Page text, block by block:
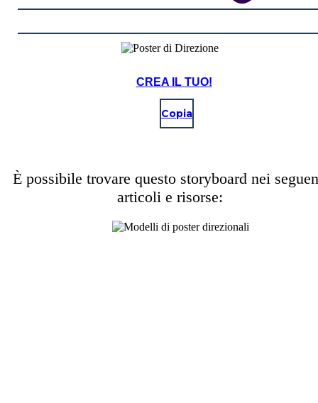
CREA IL TUO!
Copia
È possibile trovare questo storyboard nei
articoli e risorse: